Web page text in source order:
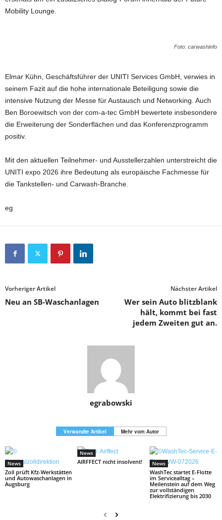
Mobility Lounge.
Foto: carwashinfo
Elmar Kühn, Geschäftsführer der UNITI Services GmbH, verwies in
seinem Fazit auf die hohe internationale Beteiligung sowie die
intensive Nutzung der Messe für Austausch und Networking. Auch
Ben Boroewitsch von der com-a-tec GmbH bewertete insbesondere
die Erweiterung der Sonderflächen und das Konferenzprogramm
positiv.
Mit den aktuellen Teilnehmer- und Ausstellerzahlen unterstreicht die
UNITI expo 2026 ihre Bedeutung als europäische Fachmesse für
die Tankstellen- und Carwash-Branche.
eg
Vorheriger Artikel
Neu an SB-Waschanlagen
Nächster Artikel
Wer sein Auto blitzblank
hält, kommt bei fast
jedem Zweiten gut an.
egrabowski
Verwandte Artikel Mehr vom Autor
News
Zoll prüft Kfz-Werkstätten
und Autowaschanlagen in
Augsburg
News
AIRFFECT nicht insolvent! News
WashTec startet E-Flotte
im Servicealltag –
Meilenstein auf dem Weg
zur vollständigen
Elektrifizierung bis 2030